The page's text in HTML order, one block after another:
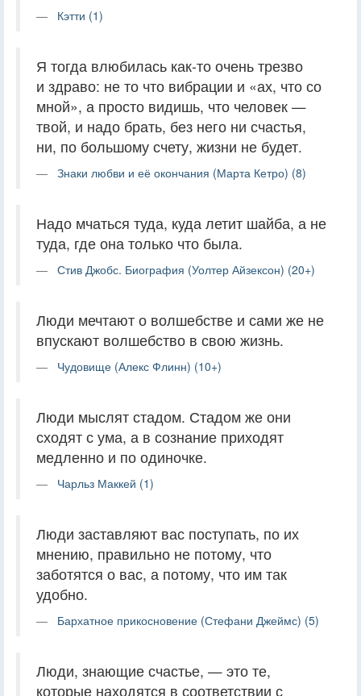
Кэтти (1)
Я тогда влюбилась как-то очень трезво
и здраво: не то что вибрации и «ах, что со
мной», а просто видишь, что человек —
твой, и надо брать, без него ни счастья,
ни, по большому счету, жизни не будет.
Знаки любви и её окончания (Марта Кетро) (8)
Надо мчаться туда, куда летит шайба, а не
туда, где она только что была.
Стив Джобс. Биография (Уолтер Айзексон) (20+)
Люди мечтают о волшебстве и сами же не
впускают волшебство в свою жизнь.
Чудовище (Алекс Флинн) (10+)
Люди мыслят стадом. Стадом же они
сходят с ума, а в сознание приходят
медленно и по одиночке.
Чарльз Маккей (1)
Люди заставляют вас поступать, по их
мнению, правильно не потому, что
заботятся о вас, а потому, что им так
удобно.
Бархатное прикосновение (Стефани Джеймс) (5)
Люди, знающие счастье, — это те,
которые находятся в соответствии с